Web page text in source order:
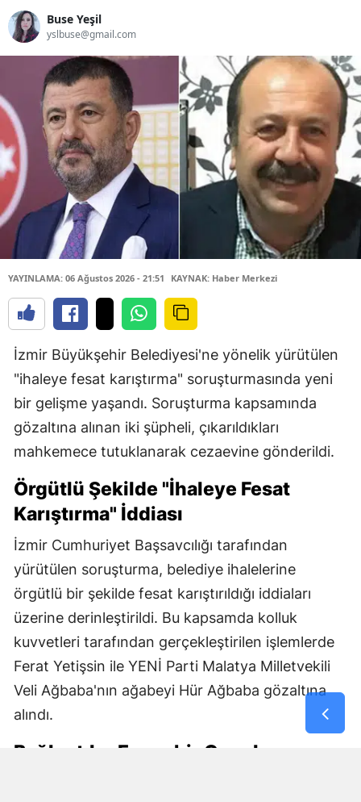
Buse Yeşil
yslbuse@gmail.com
YAYINLAMA: 06 Ağustos 2026 - 21:51 KAYNAK: Haber Merkezi
İzmir Büyükşehir Belediyesi'ne yönelik yürütülen
"ihaleye fesat karıştırma" soruşturmasında yeni
bir gelişme yaşandı. Soruşturma kapsamında
gözaltına alınan iki şüpheli, çıkarıldıkları
mahkemece tutuklanarak cezaevine gönderildi.
Örgütlü Şekilde "İhaleye Fesat
Karıştırma" İddiası
İzmir Cumhuriyet Başsavcılığı tarafından
yürütülen soruşturma, belediye ihalelerine
örgütlü bir şekilde fesat karıştırıldığı iddiaları
üzerine derinleştirildi. Bu kapsamda kolluk
kuvvetleri tarafından gerçekleştirilen işlemlerde
Ferat Yetişsin ile YENİ Parti Malatya Milletvekili
Veli Ağbaba'nın ağabeyi Hür Ağbaba gözaltına
alındı.
Bağlantılar Egeşehir Genel